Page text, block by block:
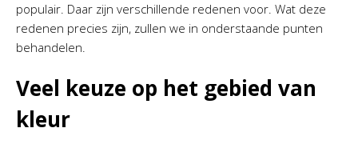
populair. Daar zijn verschillende redenen voor. Wat deze
redenen precies zijn, zullen we in onderstaande punten
behandelen.
Veel keuze op het gebied van
kleur